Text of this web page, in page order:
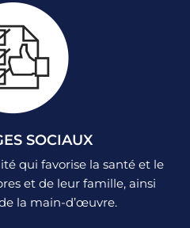
SOCIAUX
qui favorise la santé et le
et de leur famille, ainsi
la main-d’œuvre.